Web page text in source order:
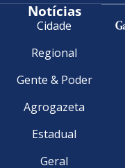
Notícias
Cidade
Regional
Gente & Poder
Agrogazeta
Estadual
Geral